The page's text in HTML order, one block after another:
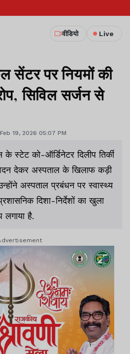
वीडियो Live
सेंटर पर नियमों की
सिविल सर्जन से
Feb 19, 2026 05:07 PM
स्टेट को-ऑर्डिनेटर दिलीप तिर्की
देकर अस्पताल के खिलाफ कड़ी
अस्पताल प्रबंधन पर स्वास्थ्य
दिशा-निर्देशों का खुला
है.